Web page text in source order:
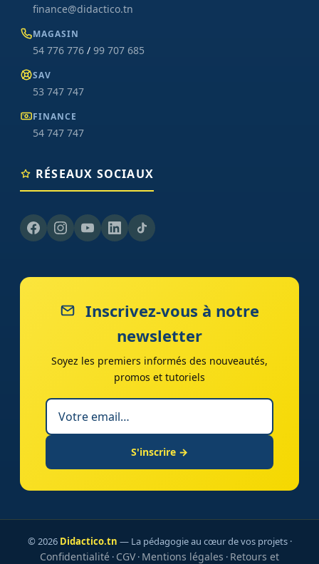
finance@didactico.tn
MAGASIN
54 776 776 / 99 707 685
SAV
53 747 747
FINANCE
54 747 747
RÉSEAUX SOCIAUX
Inscrivez-vous à notre
newsletter
Soyez les premiers informés des nouveautés,
promos et tutoriels
S'inscrire →
© 2026 Didactico.tn — La pédagogie au cœur de vos projets ·
Confidentialité · CGV· Mentions légales · Retours et